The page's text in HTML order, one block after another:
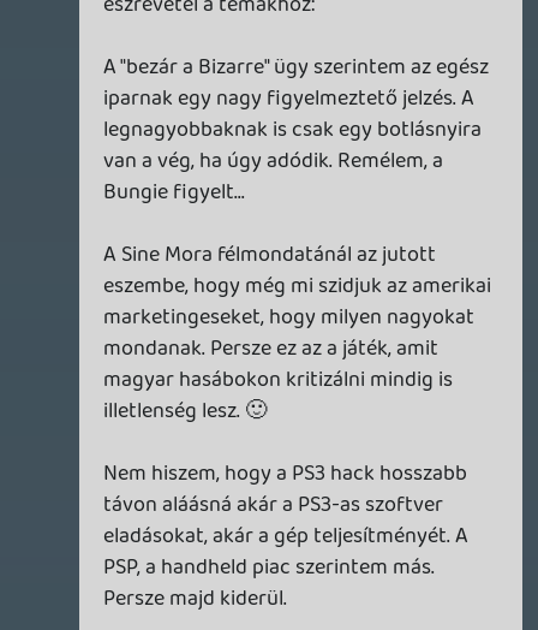
Nekem úgy volt, hogy nem kért először
instalálást hanem amikor kiválasztottam
az autót meg a pályát akkor írta ki, hogy
installing..., utána meg amikor felmentem
PSN-re akkor letöltött valamit hozzá és
utána meg minden indításnál kiírta, hogy a
HDD-re 8GB-ot foglal, igen vagy nem.
Abban amit te írtál a netről azzal is egyet
tudok érteni, mert ebből a szempontból
még nem néztem én sem a dolgokat.
Doom 2011.02.01 11:33:58
sztem erre egy új kiadásu ps3 lesz a válasz
mint psp-nél is kijöttek évenként az
újabbak amit megint egy ideig nem
sikerült feltörni, asszem a 3-as vagy a GO
amit nem tudtak még feltörni.
Roxas 2011.02.01 01:58:09